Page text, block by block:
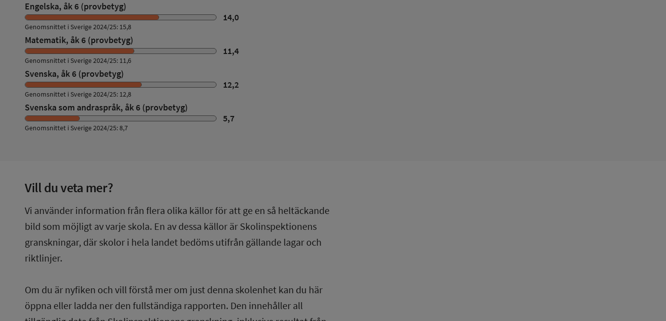
Engelska, åk 6 (provbetyg)
14,0
Genomsnittet i Sverige 2024/25: 15,8
Matematik, åk 6 (provbetyg)
11,4
Genomsnittet i Sverige 2024/25: 11,6
Svenska, åk 6 (provbetyg)
12,2
Genomsnittet i Sverige 2024/25: 12,8
Svenska som andraspråk, åk 6 (provbetyg)
5,7
Genomsnittet i Sverige 2024/25: 8,7
Vill du veta mer?
Vi använder information från flera olika källor för att ge en så heltäckande
bild som möjligt av varje skola. En av dessa källor är Skolinspektionens
granskningar, där skolor i hela landet bedöms utifrån gällande lagar och
riktlinjer.
Om du är nyfiken och vill förstå mer om just denna skolenhet kan du här
öppna eller ladda ner den fullständiga rapporten. Den innehåller all